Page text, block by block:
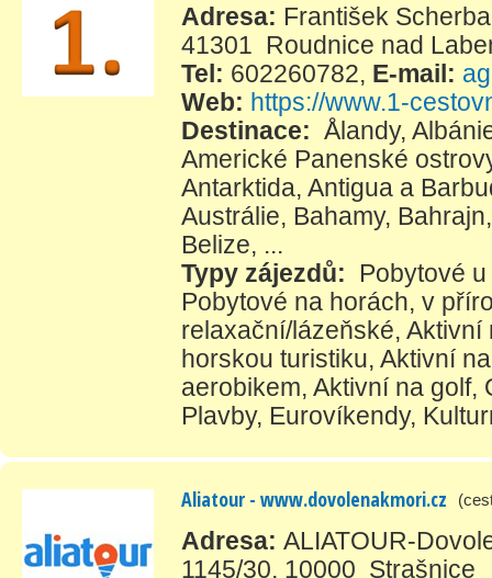
Adresa: František
41301 Roudnice nad
Tel: 602260782, E-mail:
Web: https://www.1-
Destinace: Ålandy,
Americké Panenské
Antarktida, Antigua a
Austrálie, Bahamy, Bahrajn
Belize, ...
Typy zájezdů:
Pobytové
Pobytové na horách, v
relaxační/lázeňské, Aktivní
horskou turistiku, Aktivní
aerobikem, Aktivní na golf,
Plavby, Eurovíkendy,
Aliatour - www.dovolenakmori.cz
Adresa: ALIATOUR-
1145/30, 10000 Strašnice